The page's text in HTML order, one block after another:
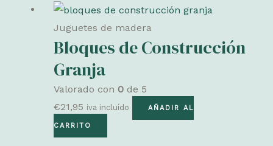
Juguetes de madera
Bloques de Construcción
Granja
Valorado con 0 de 5
€21,95 iva incluído AÑADIR AL
CARRITO